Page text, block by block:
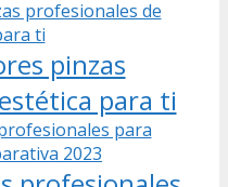
pinzas
para ti